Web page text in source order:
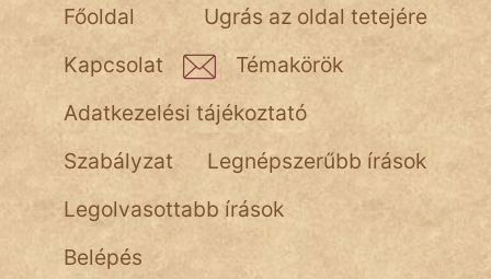
Hunor
Jób Gedeon
Láron Ádám
mikkamakka
vörös ördög
nagyöreg
Ugrás az oldal tetejére
Főoldal
Kapcsolat
Témakörök
Adatkezelési tájékoztató
Szabályzat
Legnépszerűbb írások
Legolvasottabb írások
Belépés